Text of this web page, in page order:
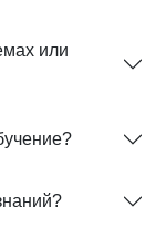
или